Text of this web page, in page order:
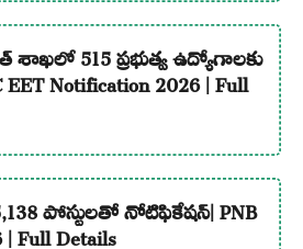
శాఖలో 515 ప్రభుత్వ ఉద్యోగాలకు
Notification 2026 | Full
పోస్టులతో నోటిఫికేషన్| PNB
Full Details